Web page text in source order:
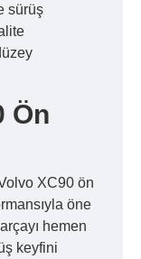
sürüş
Ön
XC90 ön
öne
hemen
keyfini